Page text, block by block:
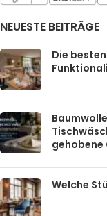
NEUESTE BEITRÄGE
Die
gehobene
Welche